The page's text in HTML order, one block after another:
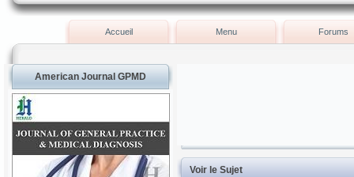
Accueil Menu Forums
American Journal GPMD
Voir le Sujet